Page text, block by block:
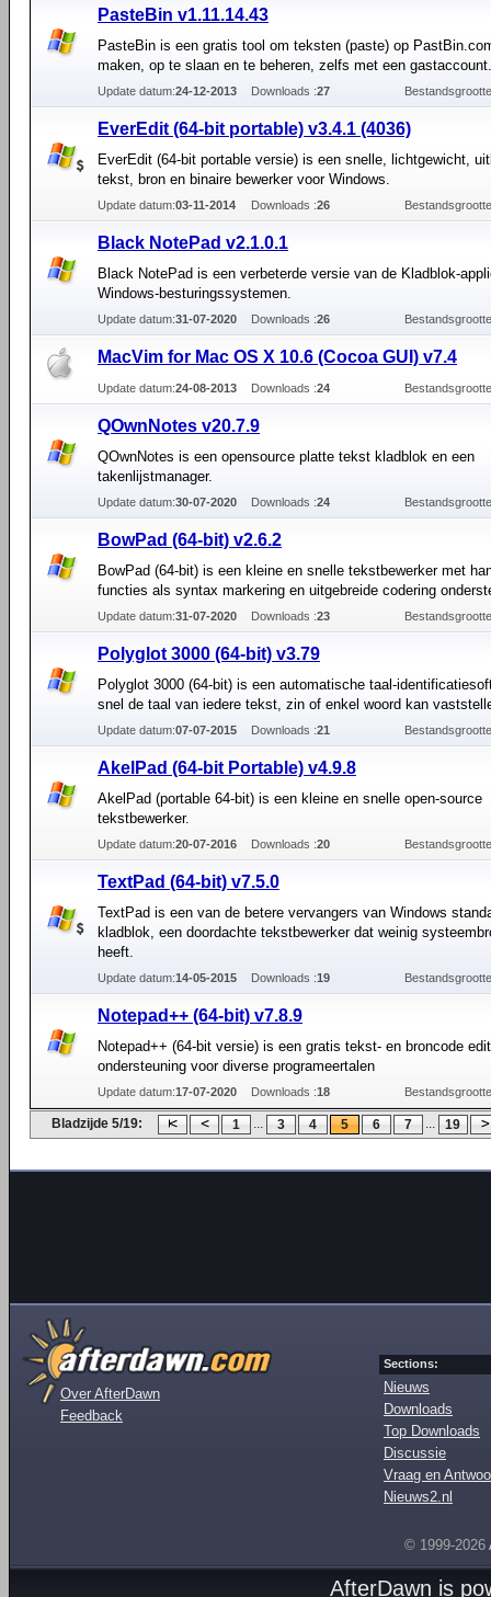
PasteBin v1.11.14.43
PasteBin is een gratis tool om teksten (paste) op
maken, op te slaan en te beheren, zelfs met een gastaccount.
Update datum:24-12-2013 Downloads :27
EverEdit (64-bit portable) v3.4.1 (4036)
EverEdit (64-bit portable versie) is een snelle, lichtgewicht,
tekst, bron en binaire bewerker voor Windows.
Update datum:03-11-2014 Downloads :26
Black NotePad v2.1.0.1
Black NotePad is een verbeterde versie van de Kladblok-
Windows-besturingssystemen.
Update datum:31-07-2020 Downloads :26
MacVim for Mac OS X 10.6 (Cocoa GUI) v7.4
Update datum:24-08-2013 Downloads :24
QOwnNotes v20.7.9
QOwnNotes is een opensource platte tekst kladblok en een
takenlijstmanager.
Update datum:30-07-2020 Downloads :24
BowPad (64-bit) v2.6.2
BowPad (64-bit) is een kleine en snelle tekstbewerker met
functies als syntax markering en uitgebreide codering
Update datum:31-07-2020 Downloads :23
Polyglot 3000 (64-bit) v3.79
Polyglot 3000 (64-bit) is een automatische taal-
snel de taal van iedere tekst, zin of enkel woord kan
Update datum:07-07-2015 Downloads :21
AkelPad (64-bit Portable) v4.9.8
AkelPad (portable 64-bit) is een kleine en snelle open-source
tekstbewerker.
Update datum:20-07-2016 Downloads :20
TextPad (64-bit) v7.5.0
TextPad is een van de betere vervangers van Windows
kladblok, een doordachte tekstbewerker dat weinig
heeft.
Update datum:14-05-2015 Downloads :19
Notepad++ (64-bit) v7.8.9
Notepad++ (64-bit versie) is een gratis tekst- en broncode
ondersteuning voor diverse programeertalen
Update datum:17-07-2020 Downloads :18
Bladzijde 5/19: 1 ... 3 4 5 6 7 ... 19
Over AfterDawn
Feedback
Sections:
Nieuws
Downloads
Top Downloads
Discussie
Vraag en
Nieuws2.nl
© 1999-2026
AfterDawn is